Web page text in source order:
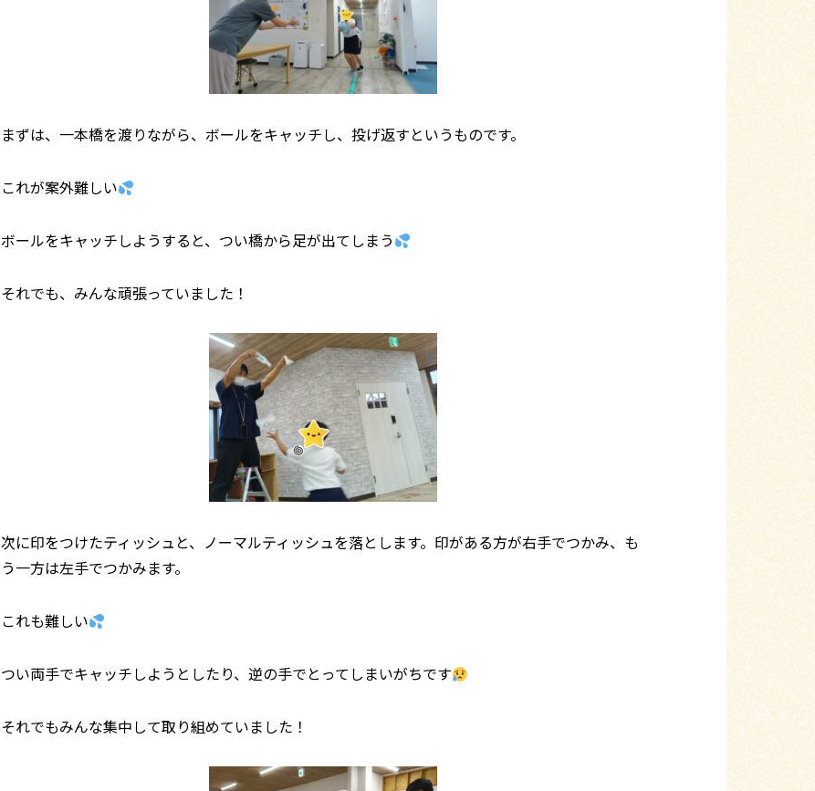
まずは、一本橋を渡りながら、ボールをキャッチし、投げ返すというものです。
これが案外難しい
ボールをキャッチしようすると、つい橋から足が出てしまう
それでも、みんな頑張っていました！
次に印をつけたティッシュと、ノーマルティッシュを落とします。印がある方が右手でつかみ、も
う一方は左手でつかみます。
これも難しい
つい両手でキャッチしようとしたり、逆の手でとってしまいがちです
それでもみんな集中して取り組めていました！